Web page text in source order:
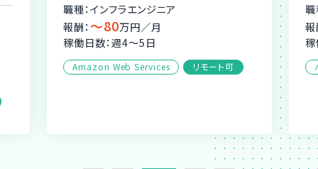
職種：インフラエンジニア
報酬： 〜80万円／月
稼働日数：週4〜5日
Amazon Web Services リモート可
職
報